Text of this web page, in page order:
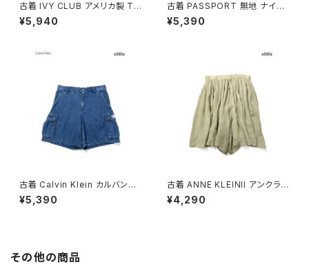
古着 IVY CLUB アメリカ製 TA
LONジップ 無地 デニム ショー
トパンツ ベージュ 生成り (btu2
¥5,940
古着 PASSPORT 無地 ナイロ
ン ショートパンツ 紫 紺 (btu26
05019)
¥5,390
古着 Calvin Klein カルバンク
ライン 無地 デニム ミニ丈 ショ
ートパンツ 青 紺 (btu260402
¥5,390
古着 ANNE KLEINII アンクライ
ン 無地 シルク100％ ショート
パンツ ベージュ (btu260105
¥4,290
その他の商品